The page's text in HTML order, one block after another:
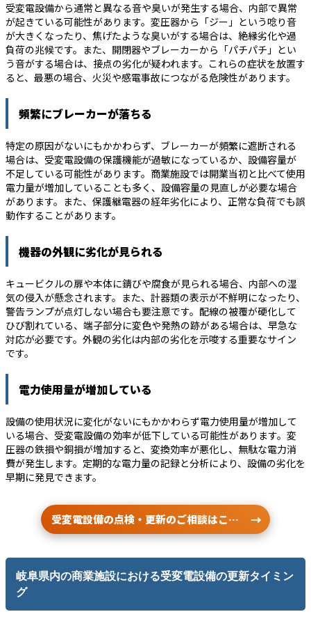
受変電設備から通常と異なる音や臭いが発生する場合、内部で異常
が起きている可能性があります。変圧器から「ジー」という唸り音
が大きくなったり、焦げたような臭いがする場合は、絶縁劣化や過
負荷の兆候です。また、開閉器やブレーカーから「パチパチ」とい
う音がする場合は、接点の劣化が疑われます。これらの症状を放置す
ると、最悪の場合、火災や感電事故につながる危険性があります。
頻繁にブレーカーが落ちる
特定の原因がないにもかかわらず、ブレーカーが頻繁に遮断される
場合は、受変電設備の保護機能が過敏になっているか、設備容量が
不足している可能性があります。商業施設では開業当初と比べて使用
電力量が増加していることも多く、設備容量の見直しが必要な場合
があります。また、保護継電器の経年劣化により、正常な負荷でも誤
動作することがあります。
機器の外観に劣化が見られる
キュービクルの扉や本体に錆びや腐食が見られる場合、内部への湿
気の侵入が懸念されます。また、計器類の表示が不鮮明になったり、
警告ランプが点灯しない場合も要注意です。配線の被覆が硬化して
ひび割れている、端子部分に変色や発熱の跡がある場合は、早急な
対応が必要です。外観の劣化は内部の劣化を示唆する重要なサイン
です。
電力使用量が増加している
設備の使用状況に変化がないにもかかわらず電力使用量が増加して
いる場合、受変電設備の効率が低下している可能性があります。変
圧器の鉄損や銅損が増加すると、変換効率が悪化し、無駄な電力消
費が発生します。定期的な電力量の記録と分析により、設備の劣化を
早期に発見できます。
受変電設備の点検・更新のご相談はこちら
岐阜県内の商業施設における受変電設備の更新タイミン
グ